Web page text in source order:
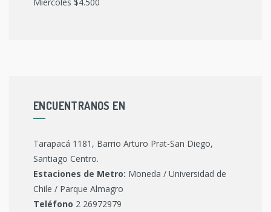
ENCUENTRANOS EN
Tarapacá 1181, Barrio Arturo Prat-San Diego,
Santiago Centro.
Estaciones de Metro: Moneda / Universidad de
Chile / Parque Almagro
Teléfono 2 26972979